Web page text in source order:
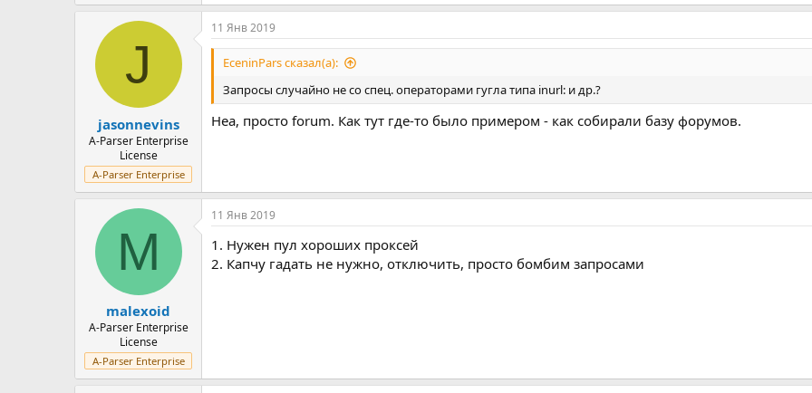
J
jasonnevins
A-Parser Enterprise
License
A-Parser Enterprise
11 Янв 2019
EceninPars сказал(а):
Запросы случайно не со спец. операторами гугла типа inurl: и др.?
Неа, просто forum. Как тут где-то было примером - как собирали базу форумов.
M
malexoid
A-Parser Enterprise
License
A-Parser Enterprise
11 Янв 2019
1. Нужен пул хороших проксей
2. Капчу гадать не нужно, отключить, просто бомбим запросами